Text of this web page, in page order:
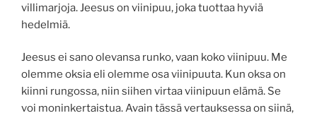
villimarjoja. Jeesus on viinipuu, joka tuottaa hyviä
hedelmiä.
Jeesus ei sano olevansa runko, vaan koko viinipuu. Me
olemme oksia eli olemme osa viinipuuta. Kun oksa on
kiinni rungossa, niin siihen virtaa viinipuun elämä. Se
voi moninkertaistua. Avain tässä vertauksessa on siinä,